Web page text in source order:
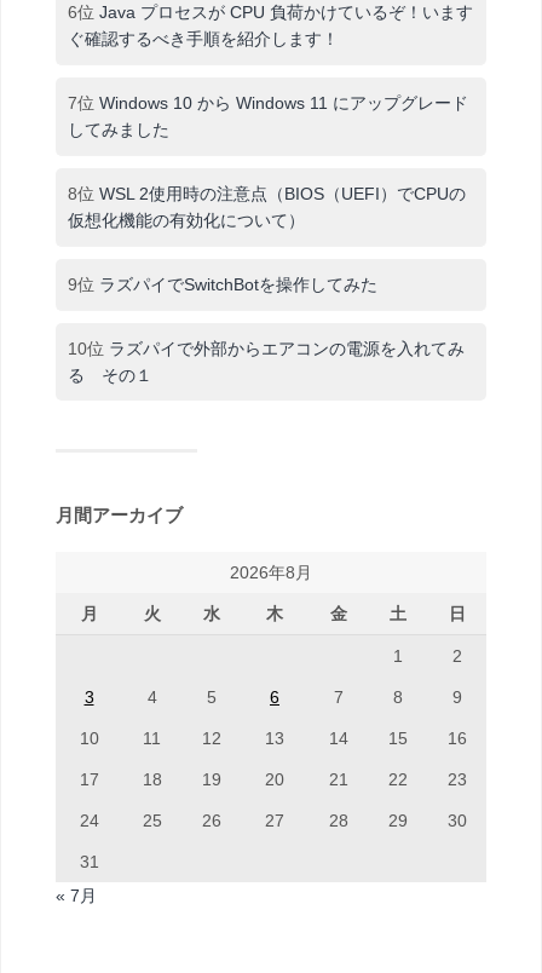
6位 Java プロセスが CPU 負荷かけているぞ！います
ぐ確認するべき手順を紹介します！
7位 Windows 10 から Windows 11 にアップグレード
してみました
8位 WSL 2使用時の注意点（BIOS（UEFI）でCPUの
仮想化機能の有効化について）
9位 ラズパイでSwitchBotを操作してみた
10位 ラズパイで外部からエアコンの電源を入れてみ
る その１
月間アーカイブ
2026年8月
月 火 水 木 金 土 日
1 2
3 4 5 6 7 8 9
10 11 12 13 14 15 16
17 18 19 20 21 22 23
24 25 26 27 28 29 30
31
« 7月